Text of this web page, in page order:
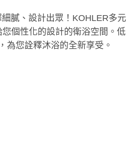
膩、設計出眾！ KOHLER多元
個性化的設計的衛浴空間。低
為您詮釋沐浴的全新享受。